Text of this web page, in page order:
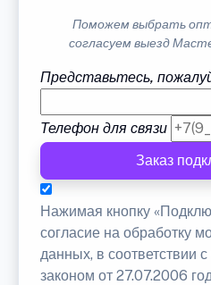
Поможем выбрать
согласуем выезд
Представьтесь,
Телефон для связи
Заказ
Нажимая кнопку
согласие на обработку
данных, в соответствии
законом от 27.07.2006